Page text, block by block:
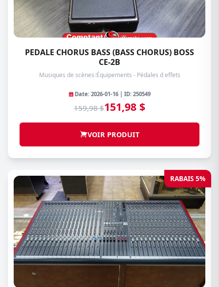
PEDALE CHORUS BASS (BASS CHORUS) BOSS
CE-2B
Musiques de scènes/Équipements - Pédales d effets
Date: 2026-01-16 | ID: 250549
159,98 $151,98 $
VOIR PRODUIT
RABAIS 5%